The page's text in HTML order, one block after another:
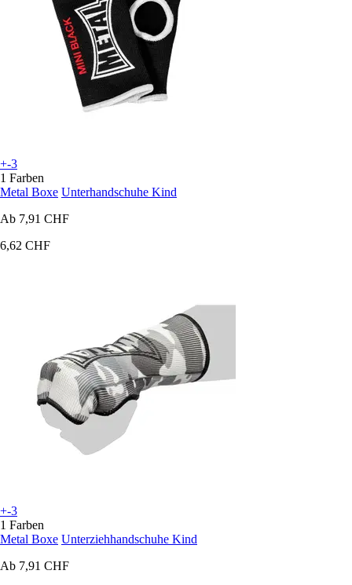
+-3
1 Farben
Metal Boxe Unterhandschuhe Kind
Ab 7,91 CHF
6,62 CHF
+-3
1 Farben
Metal Boxe Unterziehhandschuhe Kind
Ab 7,91 CHF